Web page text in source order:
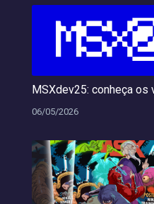
MSXdev25: conheça
06/05/2026